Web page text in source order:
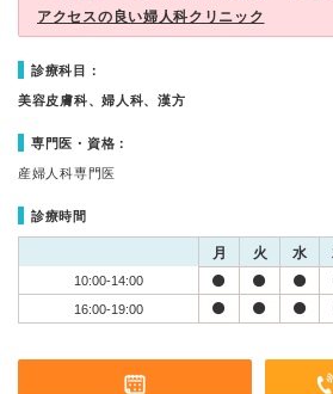
アクセスの良い婦人科クリニック
診療科目：
美容皮膚科、婦人科、漢方
専門医・資格：
産婦人科専門医
診療時間
月 火 水
10:00-14:00
16:00-19:00